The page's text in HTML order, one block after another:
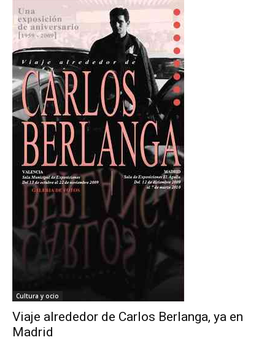
Cultura y ocio
Viaje alrededor de Carlos Berlanga, ya en
Madrid